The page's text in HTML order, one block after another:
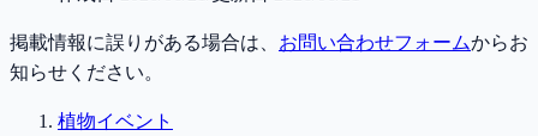
掲載情報に誤りがある場合は、 お問い合わせフォームからお
知らせください。
植物イベント